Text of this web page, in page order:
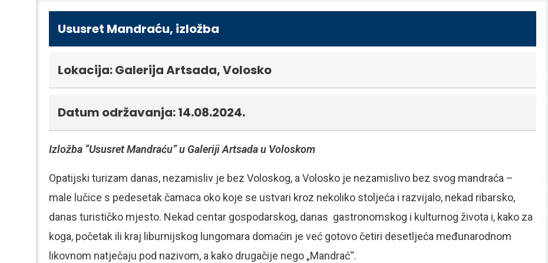
Ususret Mandraću, izložba
Lokacija: Galerija Artsada, Volosko
Datum održavanja: 14.08.2024.
Izložba “Ususret Mandraću” u Galeriji Artsada u Voloskom
Opatijski turizam danas, nezamisliv je bez Voloskog, a Volosko je nezamislivo bez svog mandraća –
male lučice s pedesetak čamaca oko koje se ustvari kroz nekoliko stoljeća i razvijalo, nekad ribarsko,
danas turističko mjesto. Nekad centar gospodarskog, danas gastronomskog i kulturnog života i, kako za
koga, početak ili kraj liburnijskog lungomara domaćin je već gotovo četiri desetljeća međunarodnom
likovnom natječaju pod nazivom, a kako drugačije nego „Mandrać“.